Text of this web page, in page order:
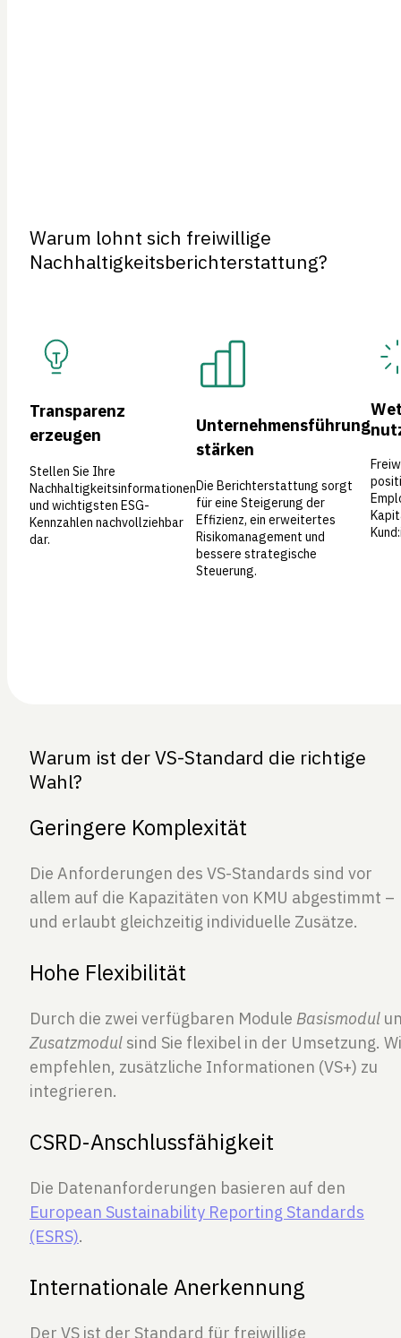
Warum lohnt sich freiwillige
Nachhaltigkeitsberichterstattung?
Transparenz
erzeugen
Stellen Sie Ihre
Nachhaltigkeitsinformationen
und wichtigsten ESG-
Kennzahlen nachvollziehbar
dar.
Unternehmensführung
stärken
Die Berichterstattung sorgt
für eine Steigerung der
Effizienz, ein erweitertes
Risikomanagement und
bessere strategische
Steuerung.
Warum ist der VS-Standard die richtige
Wahl?
Geringere Komplexität
Die Anforderungen des VS-Standards sind vor
allem auf die Kapazitäten von KMU abgestimmt –
und erlaubt gleichzeitig individuelle Zusätze.
Hohe Flexibilität
Durch die zwei verfügbaren Module Basismodul
Zusatzmodul sind Sie flexibel in der Umsetzung.
empfehlen, zusätzliche Informationen (VS+) zu
integrieren.
CSRD-Anschlussfähigkeit
Die Datenanforderungen basieren auf den
European Sustainability Reporting Standards
(ESRS).
Internationale Anerkennung
Der VS ist der Standard für freiwillige